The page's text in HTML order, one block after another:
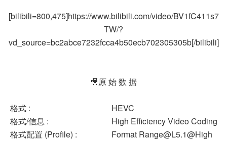
[bilibili=800,475]https://www.bilibili.com/video/BV1fC411s7
TW/?
vd_source=bc2abce7232fcca4b50ecb702305305b[/bilibili]
🎥原 始 数 据
格式 :
HEVC
格式/信息 :
High Efficiency Video Coding
格式配置 (Profile) :
Format Range@L5.1@High